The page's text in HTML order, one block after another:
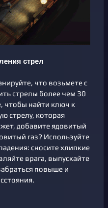
стрел
что возьмете с
стрелы более чем 30
чтобы найти ключ к
стрелу, которая
добавите ядовитый
газ? Используйте
сносите хлипкие
врага, выпускайте
повыше и